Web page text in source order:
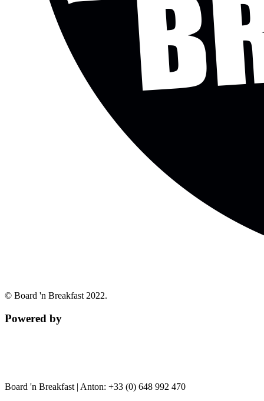
© Board 'n Breakfast 2022.
Powered by
Board 'n Breakfast | Anton: +33 (0) 648 992 470